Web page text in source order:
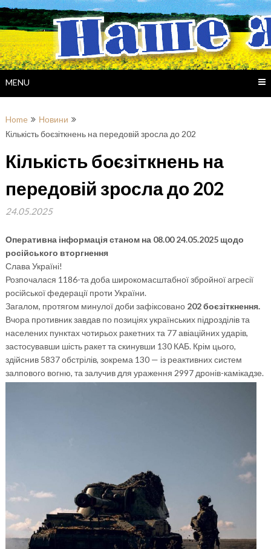
Skip
to
content
MENU
Home
Новини
Кількість боєзіткнень на передовій зросла до 202
Кількість боєзіткнень на
передовій зросла до 202
24.05.2025
Оперативна інформація станом на 08.00 24.05.2025 щодо
російського вторгнення
Слава Україні!
Розпочалася 1186-та доба широкомасштабної збройної агресії
російської федерації проти України.
Загалом, протягом минулої доби зафіксовано 202 боєзіткнення.
Вчора противник завдав по позиціях українських підрозділів та
населених пунктах чотирьох ракетних та 77 авіаційних ударів,
застосувавши шість ракет та скинувши 130 КАБ. Крім цього,
здійснив 5837 обстрілів, зокрема 130 — із реактивних систем
залпового вогню, та залучив для ураження 2997 дронів-камікадзе.